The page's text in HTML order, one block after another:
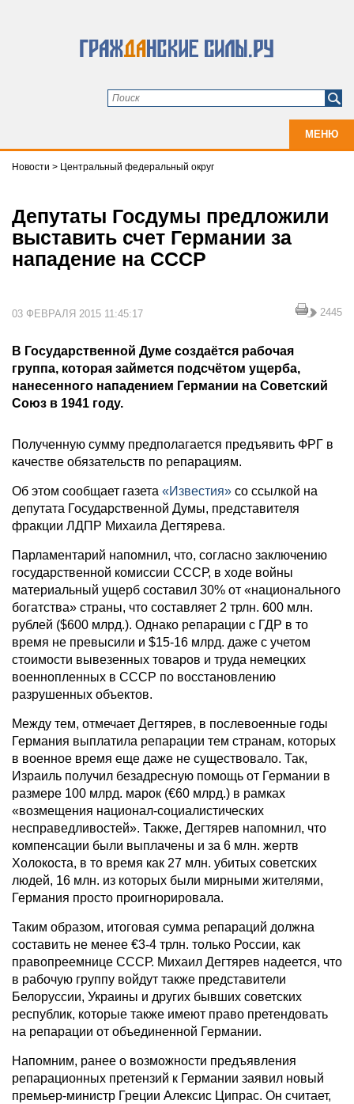
МЕНЮ
Новости > Центральный федеральный округ
Депутаты Госдумы предложили
выставить счет Германии за
нападение на СССР
03 ФЕВРАЛЯ 2015 11:45:17 2445
В Государственной Думе создаётся рабочая
группа, которая займется подсчётом ущерба,
нанесенного нападением Германии на Советский
Союз в 1941 году.
Полученную сумму предполагается предъявить ФРГ в
качестве обязательств по репарациям.
Об этом сообщает газета «Известия» со ссылкой на
депутата Государственной Думы, представителя
фракции ЛДПР Михаила Дегтярева.
Парламентарий напомнил, что, согласно заключению
государственной комиссии СССР, в ходе войны
материальный ущерб составил 30% от «национального
богатства» страны, что составляет 2 трлн. 600 млн.
рублей ($600 млрд.). Однако репарации с ГДР в то
время не превысили и $15-16 млрд. даже с учетом
стоимости вывезенных товаров и труда немецких
военнопленных в СССР по восстановлению
разрушенных объектов.
Между тем, отмечает Дегтярев, в послевоенные годы
Германия выплатила репарации тем странам, которых
в военное время еще даже не существовало. Так,
Израиль получил безадресную помощь от Германии в
размере 100 млрд. марок (€60 млрд.) в рамках
«возмещения национал-социалистических
несправедливостей». Также, Дегтярев напомнил, что
компенсации были выплачены и за 6 млн. жертв
Холокоста, в то время как 27 млн. убитых советских
людей, 16 млн. из которых были мирными жителями,
Германия просто проигнорировала.
Таким образом, итоговая сумма репараций должна
составить не менее €3-4 трлн. только России, как
правопреемнице СССР. Михаил Дегтярев надеется, что
в рабочую группу войдут также представители
Белоруссии, Украины и других бывших советских
республик, которые также имеют право претендовать
на репарации от объединенной Германии.
Напомним, ранее о возможности предъявления
репарационных претензий к Германии заявил новый
премьер-министр Греции Алексис Ципраc. Он считает,